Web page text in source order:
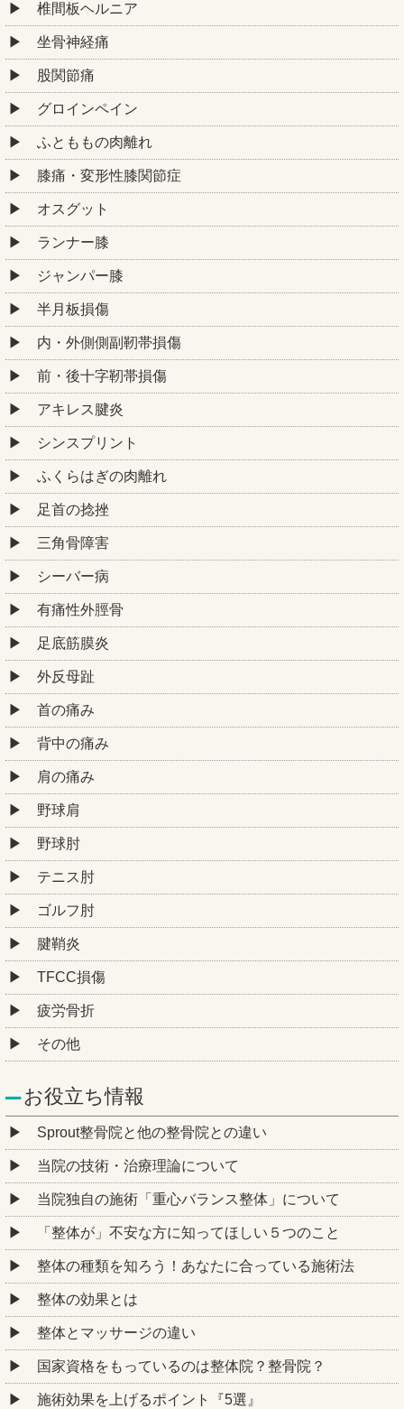
椎間板ヘルニア
坐骨神経痛
股関節痛
グロインペイン
ふとももの肉離れ
膝痛・変形性膝関節症
オスグット
ランナー膝
ジャンパー膝
半月板損傷
内・外側側副靭帯損傷
前・後十字靭帯損傷
アキレス腱炎
シンスプリント
ふくらはぎの肉離れ
足首の捻挫
三角骨障害
シーバー病
有痛性外脛骨
足底筋膜炎
外反母趾
首の痛み
背中の痛み
肩の痛み
野球肩
野球肘
テニス肘
ゴルフ肘
腱鞘炎
TFCC損傷
疲労骨折
その他
お役立ち情報
Sprout整骨院と他の整骨院との違い
当院の技術・治療理論について
当院独自の施術「重心バランス整体」について
「整体が」不安な方に知ってほしい５つのこと
整体の種類を知ろう！あなたに合っている施術法
整体の効果とは
整体とマッサージの違い
国家資格をもっているのは整体院？整骨院？
施術効果を上げるポイント『5選』